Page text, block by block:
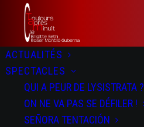
ACTUALITÉS
SPECTACLES
QUI A PEUR DE LYSISTRATA ?
ON NE VA PAS SE DÉFILER !
SEÑORA TENTACIÓN